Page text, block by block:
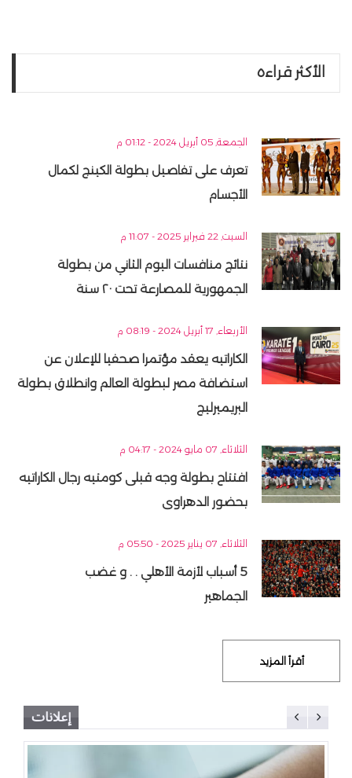
الأكثر قراءه
الجمعة, 05 أبريل 2024 - 01:12 م
تعرف على تفاصيل بطولة الكينج لكمال
الأجسام
السبت, 22 فبراير 2025 - 11:07 م
نتائج منافسات اليوم الثاني من بطولة
الجمهورية للمصارعة تحت ٢٠ سنة
الأربعاء, 17 أبريل 2024 - 08:19 م
الكاراتيه يعقد مؤتمرا صحفيا للإعلان عن
استضافة مصر لبطولة العالم وانطلاق بطولة
البريميرليج
الثلاثاء, 07 مايو 2024 - 04:17 م
افتتاح بطولة وجه قبلى كومتيه رجال الكاراتيه
بحضور الدهراوى
الثلاثاء, 07 يناير 2025 - 05:50 م
5 أسباب لأزمة الأهلي . . و غضب
الجماهير
أقرأ المزيد
إعلانات